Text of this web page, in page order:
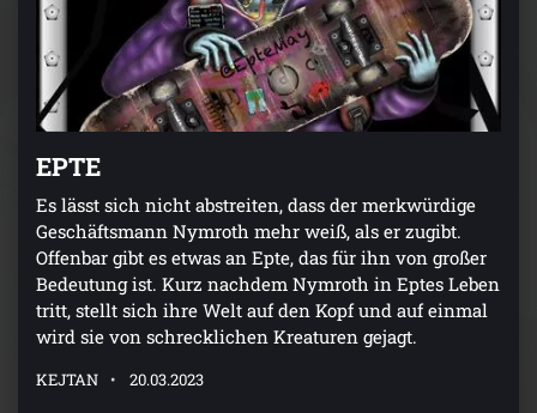
EPTE
Es lässt sich nicht abstreiten, dass der merkwürdige
Geschäftsmann Nymroth mehr weiß, als er zugibt.
Offenbar gibt es etwas an Epte, das für ihn von großer
Bedeutung ist. Kurz nachdem Nymroth in Eptes Leben
tritt, stellt sich ihre Welt auf den Kopf und auf einmal
wird sie von schrecklichen Kreaturen gejagt.
KEJTAN 20.03.2023